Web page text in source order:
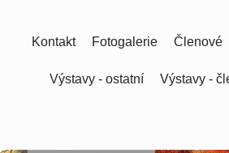
Členové
Fotogalerie
Kontakt
Výstavy -
Výstavy - ostatní